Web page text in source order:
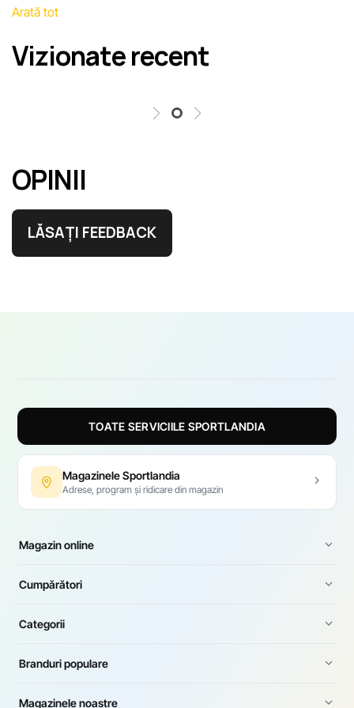
erori în cel mai scurt termen rezonabil.
Arată tot
Vizionate recent
OPINII
LĂSAȚI FEEDBACK
TOATE SERVICIILE SPORTLANDIA
Magazinele Sportlandia
Adrese, program și ridicare din magazin
Magazin online
Cumpărători
Categorii
Branduri populare
Magazinele noastre